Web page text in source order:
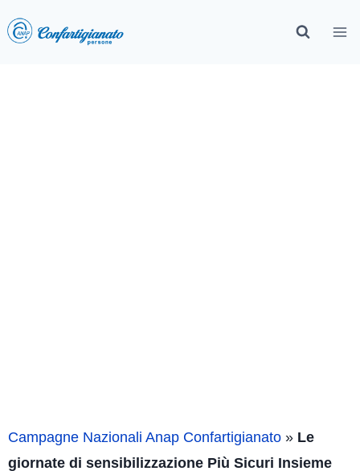
Campagne Nazionali Anap Confartigianato » Le
giornate di sensibilizzazione Più Sicuri Insieme